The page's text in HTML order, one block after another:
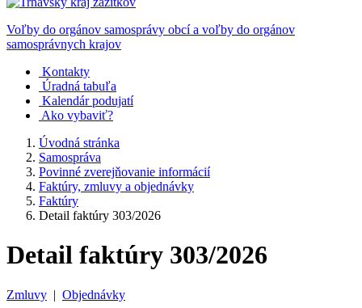
Voľby do orgánov samosprávy obcí a voľby do orgánov
samosprávnych krajov
Kontakty
Úradná tabuľa
Kalendár podujatí
Ako vybaviť?
Úvodná stránka
Samospráva
Povinné zverejňovanie informácií
Faktúry, zmluvy a objednávky
Faktúry
Detail faktúry 303/2026
Detail faktúry 303/2026
Zmluvy | Objednávky